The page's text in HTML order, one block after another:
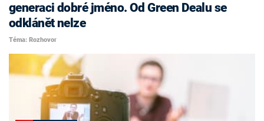
generaci dobré jméno. Od Green Dealu se
odklánět nelze
Téma: Rozhovor